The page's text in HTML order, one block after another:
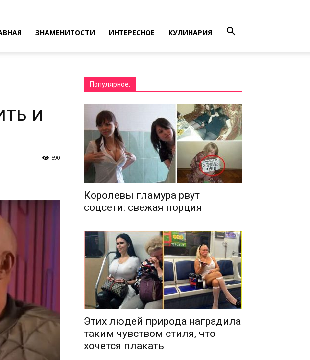
ЗНАМЕНИТОСТИ ИНТЕРЕСНОЕ КУЛИНАРИЯ
и
590
Популярное:
Королевы гламура рвут
соцсети: свежая порция
Этих людей природа наградила
таким чувством стиля, что
хочется плакать